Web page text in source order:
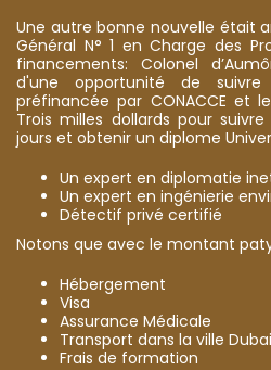
Une autre bonne nouvelle était
Général N° 1 en Charge des
financements: Colonel
d'une opportunité de
préfinancée par CONACCE et
Trois milles dollards pour
jours et obtenir un diplome
Un expert en diplomatie
Un expert en ingénierie
Détectif privé certifié
Notons que avec le montant
Hébergement
Visa
Assurance Médicale
Transport dans la ville Dubai
Frais de formation